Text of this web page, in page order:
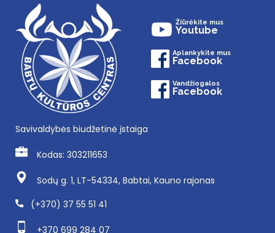
Žiūrėkite mus
Youtube
Aplankykite mus
Facebook
Vandžiogalos
Facebook
Savivaldybės biudžetinė įstaiga
Kodas: 303211653
Sodų g. 1, LT-54334, Babtai, Kauno rajonas
(+370) 37 55 51 41
+370 699 284 07